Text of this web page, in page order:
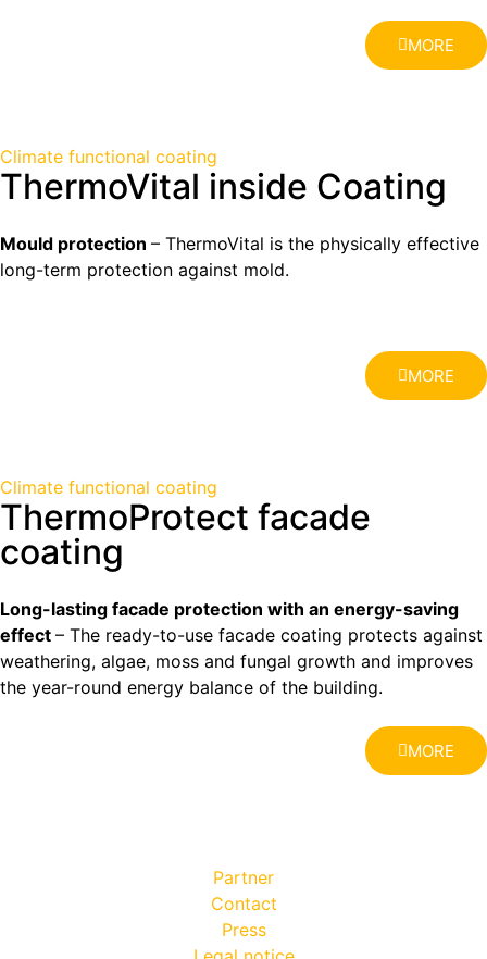
MORE
Climate functional coating
ThermoVital inside Coating
Mould protection – ThermoVital is the physically effective
long-term protection against mold.
MORE
Climate functional coating
ThermoProtect facade
coating
Long-lasting facade protection with an energy-saving
effect – The ready-to-use facade coating protects against
weathering, algae, moss and fungal growth and improves
the year-round energy balance of the building.
MORE
Partner
Contact
Press